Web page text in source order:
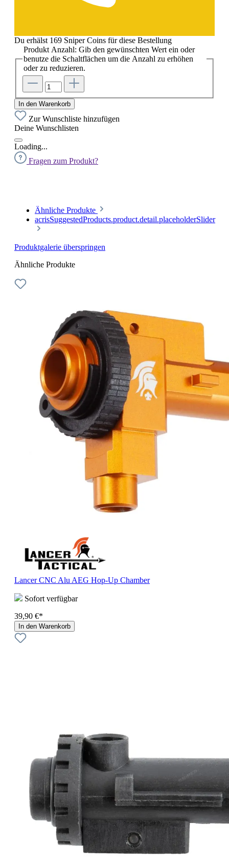
Du erhälst 169 Sniper Coins für diese Bestellung
Produkt Anzahl: Gib den gewünschten Wert ein oder
benutze die Schaltflächen um die Anzahl zu erhöhen
oder zu reduzieren.
In den Warenkorb
Zur Wunschliste hinzufügen
Deine Wunschlisten
Loading...
Fragen zum Produkt?
Ähnliche Produkte
acrisSuggestedProducts.product.detail.placeholderSlider
Produktgalerie überspringen
Ähnliche Produkte
Lancer CNC Alu AEG Hop-Up Chamber
Sofort verfügbar
39,90 €*
In den Warenkorb